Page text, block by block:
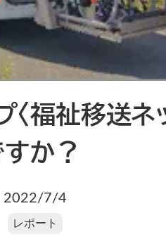
福祉移送ネ
すか？
2022/7/4
レポート